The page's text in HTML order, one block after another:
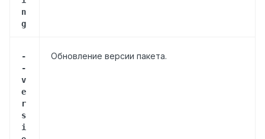
n
g
-
-
v
e
r
s
i
Обновление версии пакета.